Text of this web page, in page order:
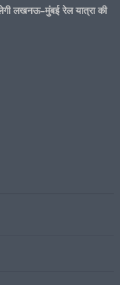
लखनऊ–मुंबई रेल यात्रा की